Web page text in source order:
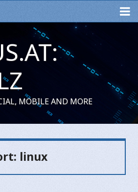
MOBILE AND MORE
linux